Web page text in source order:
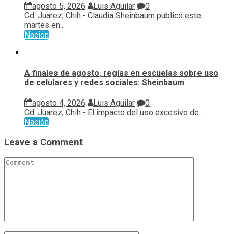
agosto 5, 2026 Luis Aguilar
0
Cd. Juarez, Chih.- Claudia Sheinbaum publicó este
martes en...
Nación
A finales de agosto, reglas en escuelas sobre uso
de celulares y redes sociales: Sheinbaum
agosto 4, 2026 Luis Aguilar
0
Cd. Juarez, Chih.- El impacto del uso excesivo de...
Nación
Leave a Comment